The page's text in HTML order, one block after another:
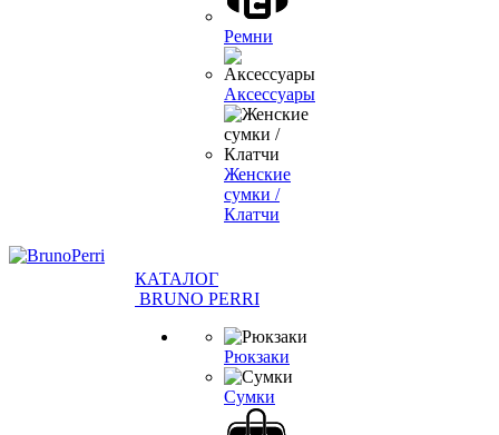
Ремни
Аксессуары
Женские
сумки /
Клатчи
КАТАЛОГ
BRUNO PERRI
Рюкзаки
Сумки